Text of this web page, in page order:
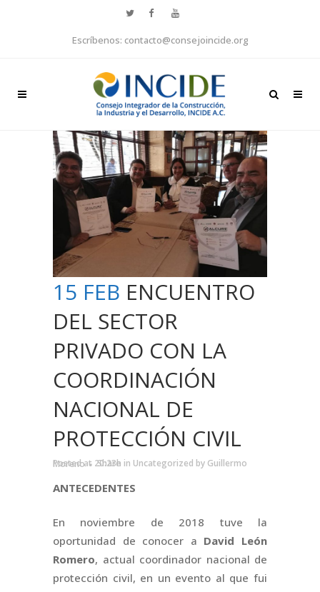
Escríbenos: contacto@consejoincide.org
15 FEB ENCUENTRO
DEL SECTOR
PRIVADO CON LA
COORDINACIÓN
NACIONAL DE
PROTECCIÓN CIVIL
Posted at 20:23h in Uncategorized by
Guillermo Moreno Share
ANTECEDENTES
En noviembre de 2018 tuve la
oportunidad de conocer a David León
Romero, actual coordinador nacional de
protección civil, en un evento al que fui